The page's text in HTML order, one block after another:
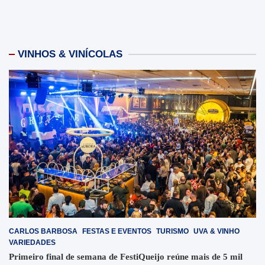
VINHOS & VINÍCOLAS
CARLOS BARBOSA FESTAS E EVENTOS TURISMO UVA & VINHO
VARIEDADES
Primeiro final de semana de FestiQueijo reúne mais de 5 mil